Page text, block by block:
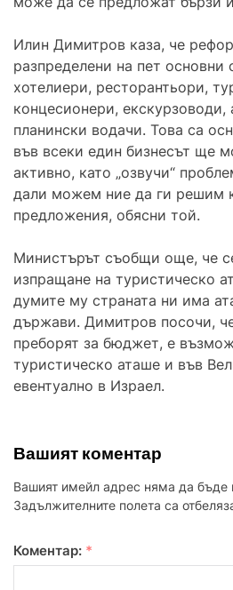
Илин Димитров каза, че
разпределени на пет основни
хотелиери, ресторантьори,
концесионери, екскурзоводи,
планински водачи. Това са
във всеки един бизнесът ще
активно, като „озвучи“
дали можем ние да ги решим
предложения, обясни той.
Министърът съобщи още, че
изпращане на туристическо
думите му страната ни има
държави. Димитров посочи,
преборят за бюджет, е
туристическо аташе и във
евентуално в Израел.
Вашият коментар
Вашият имейл адрес няма да бъде
Задължителните полета са
Коментар: *